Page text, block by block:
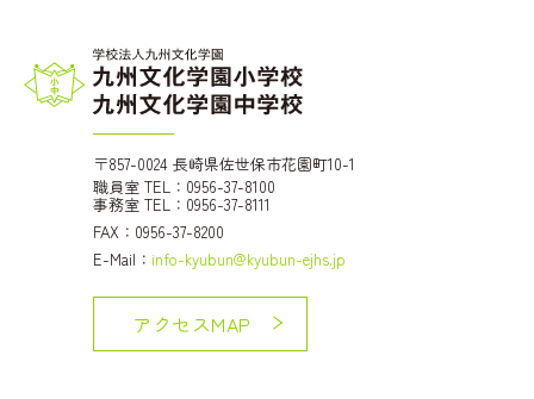
〒857-0024 長崎県佐世保市花園町10-1
職員室 TEL：0956-37-8100
事務室 TEL：0956-37-8111
FAX：0956-37-8200
E-Mail： info-kyubun@kyubun-ejhs.jp
アクセスMAP